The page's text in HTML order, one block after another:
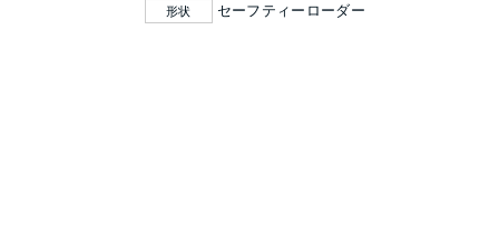
形状 セーフティーローダー